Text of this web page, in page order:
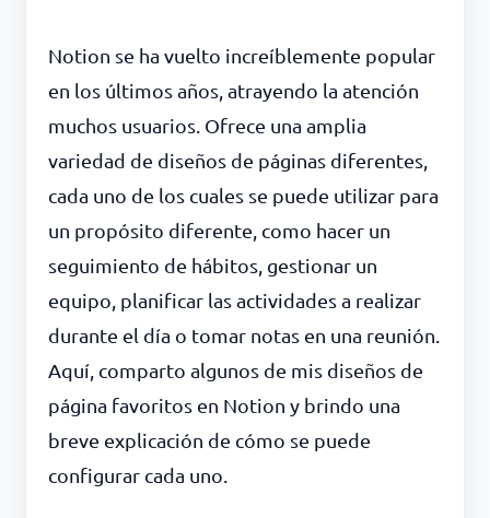
Notion se ha vuelto increíblemente popular
en los últimos años, atrayendo la atención
muchos usuarios. Ofrece una amplia
variedad de diseños de páginas diferentes,
cada uno de los cuales se puede utilizar para
un propósito diferente, como hacer un
seguimiento de hábitos, gestionar un
equipo, planificar las actividades a realizar
durante el día o tomar notas en una reunión.
Aquí, comparto algunos de mis diseños de
página favoritos en Notion y brindo una
breve explicación de cómo se puede
configurar cada uno.